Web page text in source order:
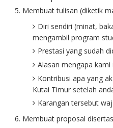
5. Membuat tulisan (diketik
Diri sendiri (minat,
mengambil program
Prestasi yang sudah
Alasan mengapa kami
Kontribusi apa yang
Kutai Timur setelah
Karangan tersebut
6. Membuat proposal